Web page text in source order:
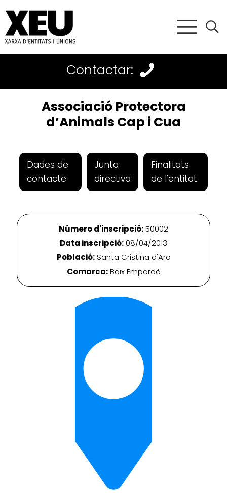
Contactar:
Associació Protectora
d’Animals Cap i Cua
Dades de
contacte
Junta
directiva
Finalitats
de l'entitat
Número d'inscripció:50002
Data inscripció:08/04/2013
Població:Santa Cristina d'Aro
Comarca:Baix Empordà